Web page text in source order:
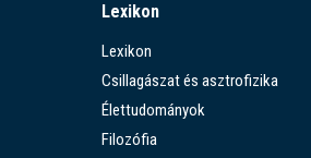
Lexikon
Lexikon
Csillagászat és asztrofizika
Élettudományok
Filozófia